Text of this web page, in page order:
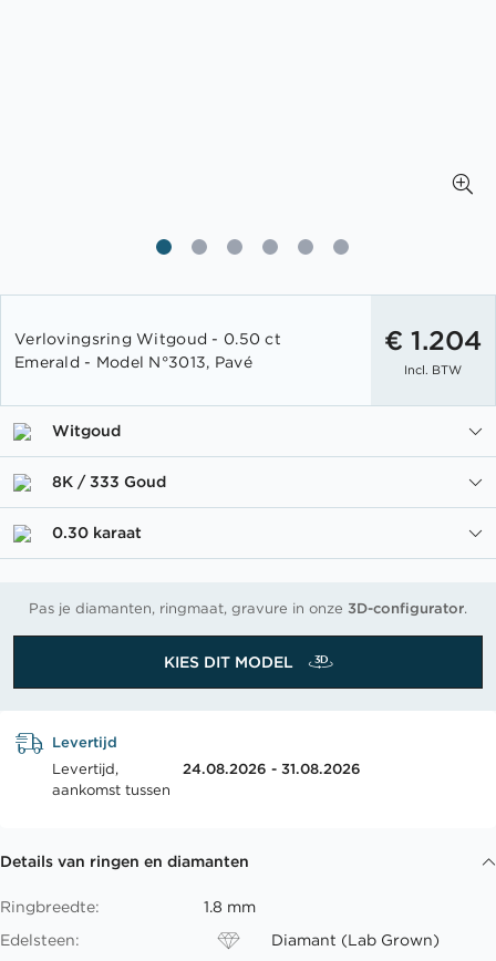
het
begin
de
afbeeldingen-
Verlovingsring Witgoud - 0.50 ct
Emerald - Model N°3013, Pavé
€ 1.204
Incl. BTW
Witgoud
8K / 333 Goud
0.30 karaat
Pas je diamanten, ringmaat, gravure in onze 3D-configurator.
KIES DIT MODEL
Levertijd
Levertijd,
aankomst tussen
24.08.2026 - 31.08.2026
Details van ringen en diamanten
Ringbreedte:
1.8 mm
Edelsteen:
Diamant (Lab Grown)